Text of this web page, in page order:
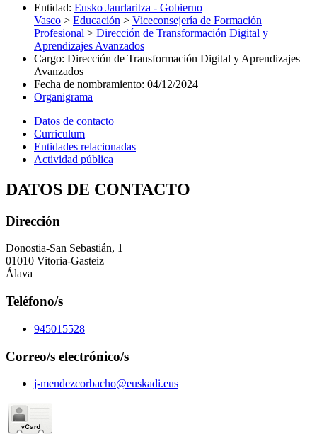
Entidad: Eusko Jaurlaritza - Gobierno
Vasco > Educación > Viceconsejería de Formación
Profesional > Dirección de Transformación Digital y
Aprendizajes Avanzados
Cargo: Dirección de Transformación Digital y Aprendizajes
Avanzados
Fecha de nombramiento: 04/12/2024
Organigrama
Datos de contacto
Curriculum
Entidades relacionadas
Actividad pública
DATOS DE CONTACTO
Dirección
Donostia-San Sebastián, 1
01010 Vitoria-Gasteiz
Álava
Teléfono/s
945015528
Correo/s electrónico/s
j-mendezcorbacho@euskadi.eus